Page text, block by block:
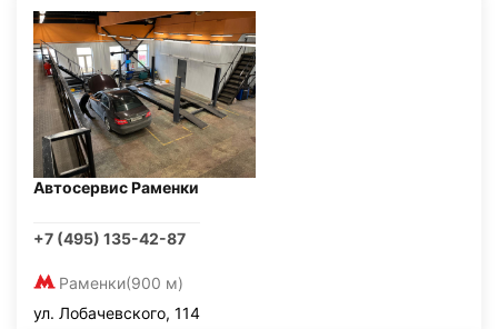
Автосервис Раменки
+7 (495) 135-42-87
Раменки(900 м)
ул. Лобачевского, 114